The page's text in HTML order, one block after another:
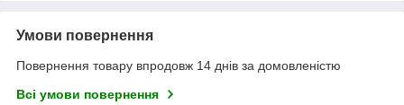
Умови повернення
Повернення товару впродовж 14 днів за домовленістю
Всі умови повернення